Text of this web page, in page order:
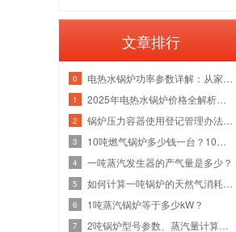
文章排行
0
1
2
3
4 一吨蒸汽发生器的产气量是多少？
5
6 1吨蒸汽锅炉等于多少kW？
7